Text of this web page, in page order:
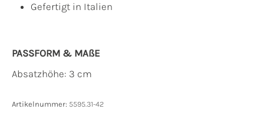
Gefertigt in Italien
PASSFORM & MAẞE
Absatzhöhe: 3 cm
Artikelnummer: 5595.31-42